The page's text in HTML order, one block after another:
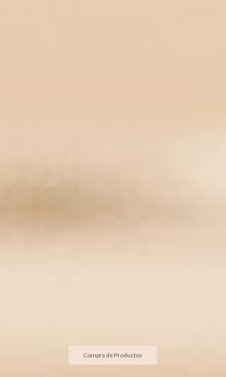
Compra de Productos